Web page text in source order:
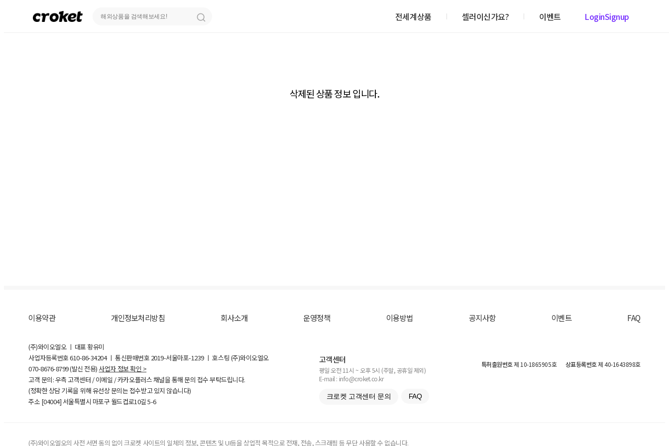
전세계상품 셀러이신가요? 이벤트 LoginSignup
삭제된 상품 정보 입니다.
이용약관 개인정보처리방침 회사소개 운영정책 이용방법 공지사항 이벤트 FAQ
(주)와이오엘오 ㅣ 대표 황유미
사업자등록번호610-86-34204ㅣ 통신판매번호 2019-서울마포-1239 ㅣ 호스팅 (주)와이오엘오
070-8676-8799 (발신 전용) 사업자 정보 확인 >
고객 문의: 우측 고객센터 / 이메일 / 카카오플러스 채널을 통해 문의 접수 부탁드립니다.
(정확한 상담 기록을 위해 유선상 문의는 접수받고 있지 않습니다)
주소 [04004] 서울특별시 마포구 월드컵로10길5-6
고객센터
평일 오전 11시 ~ 오후 5시 (주말, 공휴일 제외)
E-mail : info@croket.co.kr
크로켓 고객센터 문의 FAQ
특허출원번호제 10-1865905호 상표등록번호제 40-1643898호
(주)와이오엘오의 사전 서면 동의 없이 크로켓 사이트의 일체의 정보, 콘텐츠 및 UI등을 상업적 목적으로 전재, 전송, 스크래핑 등 무단 사용할 수 없습니다.